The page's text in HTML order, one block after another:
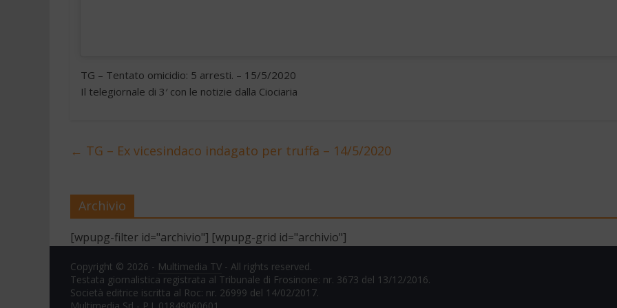
TG – Tentato omicidio: 5 arresti. – 15/5/2020
Il telegiornale di 3′ con le notizie dalla Ciociaria
← TG – Ex vicesindaco indagato per truffa – 14/5/2020
Archivio
[wpupg-filter id="archivio"] [wpupg-grid id="archivio"]
Copyright © 2026 - Multimedia TV - All rights reserved.
Testata giornalistica registrata al Tribunale di Frosinone: nr. 3673 del 13/12/2016.
Società editrice iscritta al Roc: nr. 26999 del 14/02/2017.
Multimedia Srl - P.I. 01849060601.